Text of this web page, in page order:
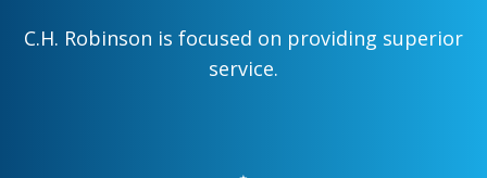
C.H. Robinson is focused on providing superior
service.